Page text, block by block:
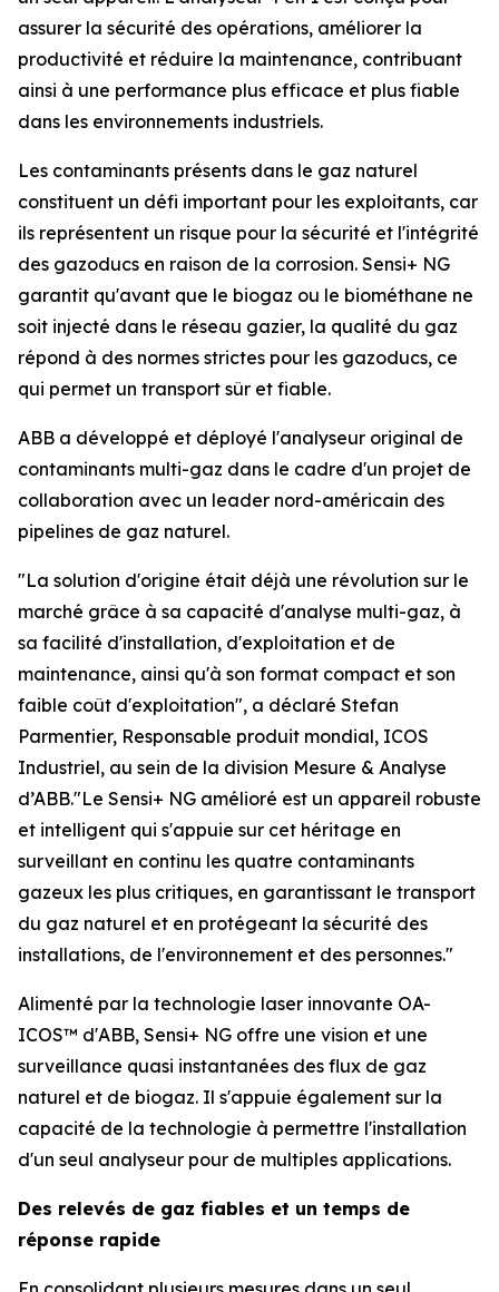
assurer la sécurité des opérations, améliorer la
productivité et réduire la maintenance, contribuant
ainsi à une performance plus efficace et plus fiable
dans les environnements industriels.
Les contaminants présents dans le gaz naturel
constituent un défi important pour les exploitants, car
ils représentent un risque pour la sécurité et l'intégrité
des gazoducs en raison de la corrosion. Sensi+ NG
garantit qu'avant que le biogaz ou le biométhane ne
soit injecté dans le réseau gazier, la qualité du gaz
répond à des normes strictes pour les gazoducs, ce
qui permet un transport sûr et fiable.
ABB a développé et déployé l'analyseur original de
contaminants multi-gaz dans le cadre d'un projet de
collaboration avec un leader nord-américain des
pipelines de gaz naturel.
"La solution d'origine était déjà une révolution sur le
marché grâce à sa capacité d'analyse multi-gaz, à
sa facilité d'installation, d'exploitation et de
maintenance, ainsi qu'à son format compact et son
faible coût d'exploitation", a déclaré Stefan
Parmentier, Responsable produit mondial, ICOS
Industriel, au sein de la division Mesure & Analyse
d’ABB."Le Sensi+ NG amélioré est un appareil robuste
et intelligent qui s'appuie sur cet héritage en
surveillant en continu les quatre contaminants
gazeux les plus critiques, en garantissant le transport
du gaz naturel et en protégeant la sécurité des
installations, de l'environnement et des personnes."
Alimenté par la technologie laser innovante OA-
ICOS™ d'ABB, Sensi+ NG offre une vision et une
surveillance quasi instantanées des flux de gaz
naturel et de biogaz. Il s'appuie également sur la
capacité de la technologie à permettre l'installation
d'un seul analyseur pour de multiples applications.
Des relevés de gaz fiables et un temps de
réponse rapide